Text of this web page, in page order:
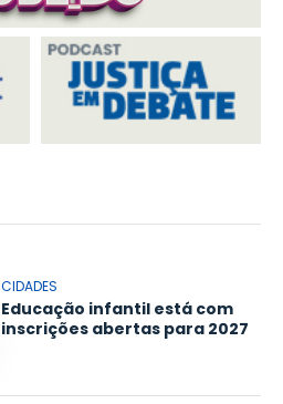
CIDADES
Educação infantil está com
inscrições abertas para 2027